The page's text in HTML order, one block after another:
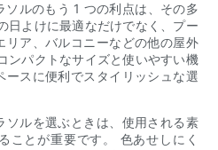
ルのもう 1 つの利点は、その多
日よけに最適なだけでなく、プー
リア、バルコニーなどの他の屋外
ンパクトなサイズと使いやすい機
ースに便利でスタイリッシュな選
ソルを選ぶときは、使用される素
ことが重要です。 色あせしにく